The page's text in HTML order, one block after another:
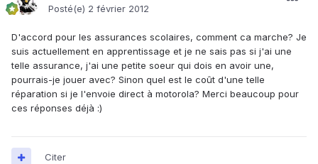
Posté(e) 2 février 2012
D'accord pour les assurances scolaires, comment ca marche? Je
suis actuellement en apprentissage et je ne sais pas si j'ai une
telle assurance, j'ai une petite soeur qui dois en avoir une,
pourrais-je jouer avec? Sinon quel est le coût d'une telle
réparation si je l'envoie direct à motorola? Merci beaucoup pour
ces réponses déjà :)
Citer